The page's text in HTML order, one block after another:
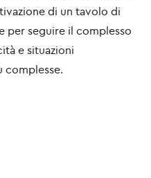
di un tavolo di
per seguire il complesso
e situazioni
complesse.